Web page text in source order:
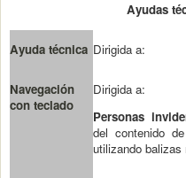
Ayudas
Ayuda técnica Dirigida a:
Navegación
con teclado
Dirigida a:
Personas
del contenido
utilizando balizas